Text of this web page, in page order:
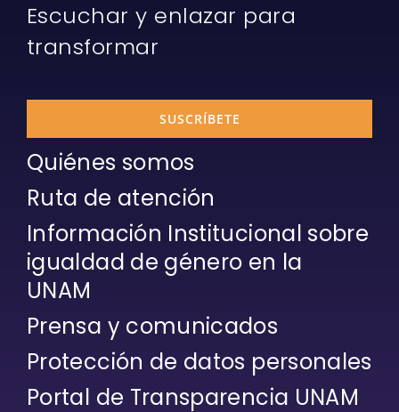
Escuchar y enlazar para
transformar
SUSCRÍBETE
Quiénes somos
Ruta de atención
Información Institucional sobre
igualdad de género en la
UNAM
Prensa y comunicados
Protección de datos personales
Portal de Transparencia UNAM